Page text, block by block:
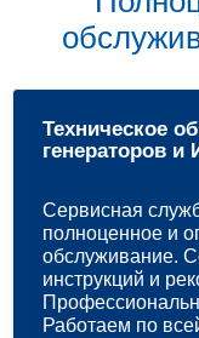
Техническое
генераторов и
Сервисная
полноценное и
обслуживание.
инструкций и
Работаем по